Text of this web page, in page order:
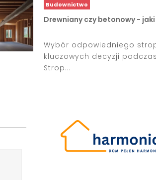
Budownictwo
Drewniany czy betonowy -
Wybór odpowiedniego
kluczowych decyzji
Strop...